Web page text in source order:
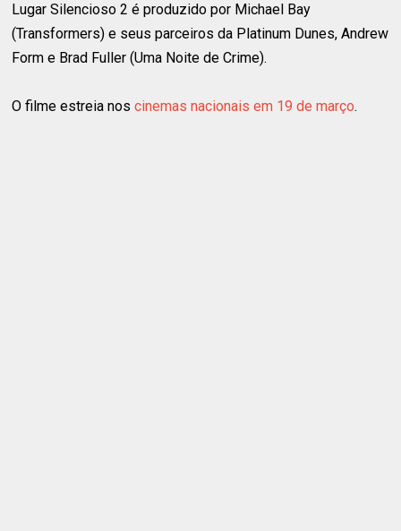
Lugar Silencioso 2 é produzido por Michael Bay
(Transformers) e seus parceiros da Platinum Dunes, Andrew
Form e Brad Fuller (Uma Noite de Crime).
O filme estreia noscinemas nacionais em 19 de março.